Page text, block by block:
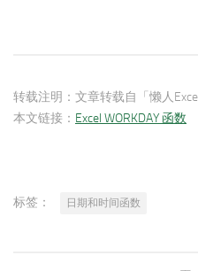
转载注明： 文章转载自「懒人
本文链接： Excel WORKDAY 函数
标签： 日期和时间函数